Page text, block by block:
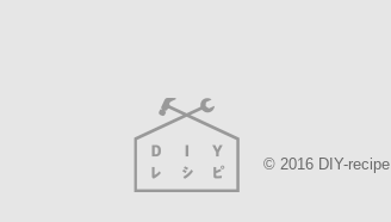
© 2016 DIY-recipe